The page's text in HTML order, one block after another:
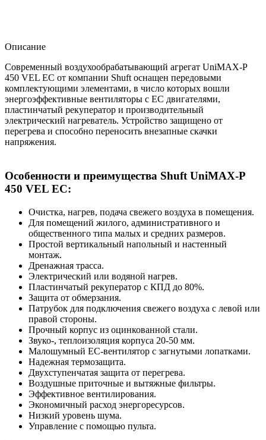
Описание
Современный воздухообрабатывающий агрегат UniMAX-P
450 VEL EC от компании Shuft оснащен передовыми
комплектующими элементами, в число которых вошли
энергоэффективные вентиляторы с EC двигателями,
пластинчатый рекуператор и производительный
электрический нагреватель. Устройство защищено от
перегрева и способно переносить внезапные скачки
напряжения.
Особенности и преимущества Shuft UniMAX-P
450 VEL EC:
Очистка, нагрев, подача свежего воздуха в помещения.
Для помещений жилого, административного и
общественного типа малых и средних размеров.
Простой вертикальный напольный и настенный
монтаж.
Дренажная трасса.
Электрический или водяной нагрев.
Пластинчатый рекуператор с КПД до 80%.
Защита от обмерзания.
Патрубок для подключения свежего воздуха с левой или
правой стороны.
Прочный корпус из оцинкованной стали.
Звуко-, теплоизоляция корпуса 20-50 мм.
Малошумный ЕС-вентилятор с загнутыми лопатками.
Надежная термозащита.
Двухступенчатая защита от перегрева.
Воздушные приточные и вытяжные фильтры.
Эффективное вентилирования.
Экономичный расход энергоресурсов.
Низкий уровень шума.
Управление с помощью пульта.